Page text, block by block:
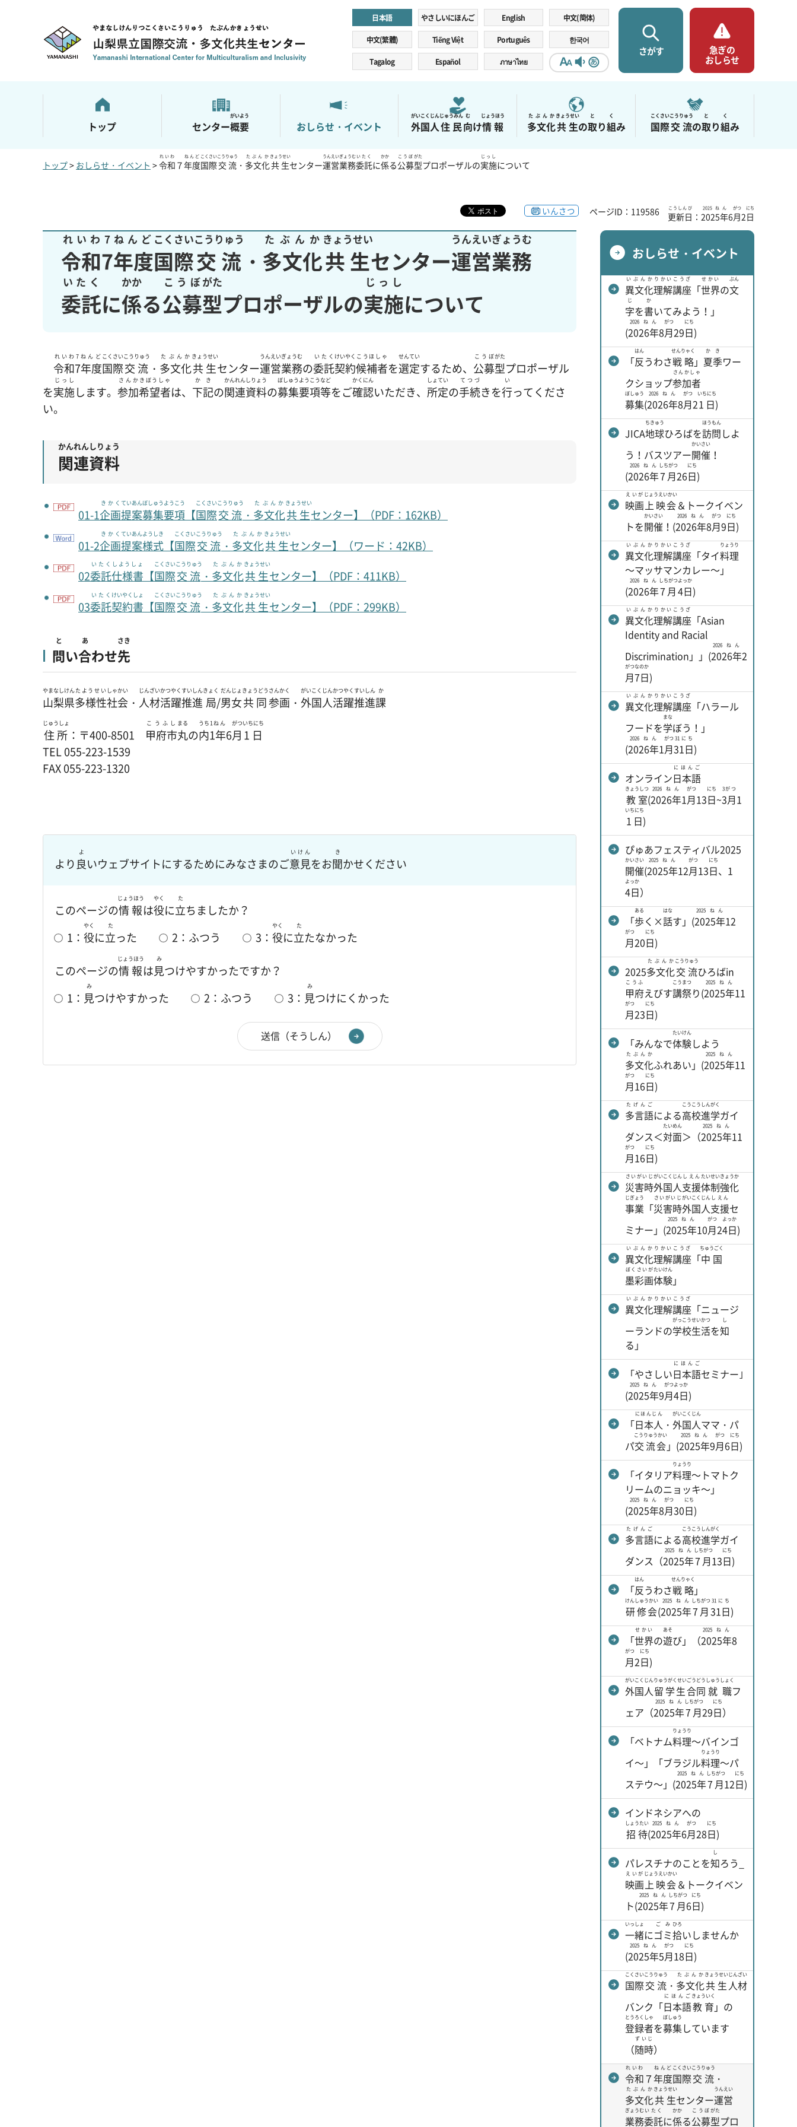
山梨県立国際交流・多文化共生センター
日本語 やさしいにほんご English 中文(简体)
中文(繁體) Tiếng Việt Português 한국어
Tagalog Español ภาษาไทย みやすく
さがす 急ぎの
おしらせ
トップ センター概要
がいよう
おしらせ・イベント 外国人
がいこくじん
住民
じゅうみん
向
む
け情報
じょうほう
多文化
たぶんか
共生
きょうせい
の取
と
り組
く
み 国際
こくさい
交流
こうりゅう
の取
と
り組
く
み
トップ> おしらせ・イベント >令和
れいわ
７年度
ねんど
国際
こくさい
交流
こうりゅう
・ 多文化
たぶんか
共生
きょうせい
センター運営
うんえい
業務
ぎょうむ
委託
いたく
に係
かか
る公募
こうぼ
型
がた
プロポーザルの実施
じっし
について
いんさつ ページID：119586 更新日
こうしんび
： 2025年
2025ねん
6月
がつ
2日
にち
令和7年度
れいわ7ねんど
国際
こくさい
交流
こうりゅう
・ 多文化
たぶんか
共生
きょうせい
センター運営
うんえい
業務
ぎょうむ
委託
いたく
に係
かか
る公募
こうぼ
型
がた
プロポーザルの実施
じっし
について
令和7年度
れいわ7ねんど
国際
こくさい
交流
こうりゅう
・ 多文化
たぶんか
共生
きょうせい
センター運営
うんえい
業務
ぎょうむ
の委託
いたく
契約
けいやく
候補者
こうほしゃ
を選定
せんてい
するため、 公募
こうぼ
型
がた
プロポーザル
を実施
じっし
します。 参加
さんか
希望者
きぼうしゃ
は、 下記
かき
の関連
かんれん
資料
しりょう
の募集要項
ぼしゅうようこう
等
など
をご確認
かくにん
いただき、 所定
しょてい
の手続
てつづ
きを行
い
ってくださ
い。
関連
かんれん
資料
しりょう
01-1企画
きかく
提案
ていあん
募集要項
ぼしゅうようこう
【国際
こくさい
交流
こうりゅう
・ 多文化
たぶんか
共生
きょうせい
センター】（PDF：162KB）
01-2企画
きかく
提案
ていあん
様式
ようしき
【国際
こくさい
交流
こうりゅう
・ 多文化
たぶんか
共生
きょうせい
センター】（ワード：42KB）
02委託
いたく
仕様書
しようしょ
【国際
こくさい
交流
こうりゅう
・ 多文化
たぶんか
共生
きょうせい
センター】（PDF：411KB）
03委託
いたく
契約書
けいやくしょ
【国際
こくさい
交流
こうりゅう
・ 多文化
たぶんか
共生
きょうせい
センター】（PDF：299KB）
問
と
い合
あ
わせ先
さき
山梨県
やまなしけん
多様性
たようせい
社会
しゃかい
・ 人材
じんざい
活躍
かつやく
推進
すいしん
局
きょく
/男女
だんじょ
共同
きょうどう
参画
さんかく
・ 外国人
がいこくじん
活躍
かつやく
推進
すいしん
課
か
住所
じゅうしょ
：〒400-8501 甲府市
こうふし
丸
まる
の内
うち
1年
1ねん
6月
がつ
1日
いちにち
TEL 055-223-1539
FAX 055-223-1320
より 良
よ
いウェブサイトにするためにみなさまのご意見
いけん
をお聞
き
かせください
このページの情報
じょうほう
は役
やく
に立
た
ちましたか？
1： 役
やく
に立
た
った 2：ふつう 3：役
やく
に立
た
たなかった
このページの情報
じょうほう
は見
み
つけやすかったですか？
1： 見
み
つけやすかった 2：ふつう 3： 見
み
つけにくかった
おしらせ・イベント
異文化
いぶんか
理解
りかい
講座
こうざ
「世界
せかい
の文
ぶん
字
じ
を書
か
いてみよう！」
(2026年
2026ねん
8月
がつ
29日
にち
)
「反
はん
うわさ戦略
せんりゃく
」 夏季
かき
ワー
クショップ参加者
さんかしゃ
募集
ぼしゅう
(2026年
2026ねん
8月
がつ
21日
いちにち
)
JICA地球
ちきゅう
ひろばを訪問
ほうもん
しよ
う！バスツアー開催
かいさい
！
(2026年
2026ねん
7月
しちがつ
26日
にち
)
映画
えいが
上映会
じょうえいかい
＆トークイベン
トを開催
かいさい
！(2026年
2026ねん
8月
がつ
9日
にち
)
異文化
いぶんか
理解
りかい
講座
こうざ
「タイ料理
りょうり
～マッサマンカレー～」
(2026年
2026ねん
7月
しちがつ
4日
よっか
)
異文化
いぶんか
理解
りかい
講座
こうざ
「Asian
Identity and Racial
Discrimination」」(2026年
2026ねん
2
月
がつ
7日
なのか
)
異文化
いぶんか
理解
りかい
講座
こうざ
「ハラール
フードを学
まな
ぼう！」
(2026年
2026ねん
1月
がつ
31日
31にち
)
オンライン日本語
にほんご
教室
きょうしつ
(2026年
2026ねん
1月
がつ
13日
にち
~3月
3がつ
1
1日
いちにち
)
ぴゅあフェスティバル2025
開催
かいさい
(2025年
2025ねん
12月
がつ
13日
にち
、1
4日
よっか
）
「歩
ある
く×話
はな
す」(2025年
2025ねん
12
月
がつ
20日
にち
)
2025多文化
たぶんか
交流
こうりゅう
ひろばin
甲府
こうふ
えびす講
こう
祭
まつ
り(2025年
2025ねん
11
月
がつ
23日
にち
)
「みんなで体験
たいけん
しよう
多文化
たぶんか
ふれあい」(2025年
2025ねん
11
月
がつ
16日
にち
)
多言語
たげんご
による高校
こうこう
進学
しんがく
ガイ
ダンス＜対面
たいめん
＞（2025年
2025ねん
11
月
がつ
16日
にち
)
災害時
さいがいじ
外国人
がいこくじん
支援
しえん
体制
たいせい
強化
きょうか
事業
じぎょう
「災害時
さいがいじ
外国人
がいこくじん
支援
しえん
セ
ミナー」(2025年
2025ねん
10月
がつ
24日
よっか
)
異文化
いぶんか
理解
りかい
講座
こうざ
「中国
ちゅうごく
墨彩画
ぼくさいが
体験
たいけん
」
異文化
いぶんか
理解
りかい
講座
こうざ
「ニュージ
ーランドの学校
がっこう
生活
せいかつ
を知
し
る」
「やさしい日本語
にほんご
セミナー｣
(2025年
2025ねん
9月
がつ
4日
よっか
)
「日本人
にほんじん
・ 外国人
がいこくじん
ママ・パ
パ交流会
こうりゅうかい
」(2025年
2025ねん
9月
がつ
6日
にち
)
「イタリア料理
りょうり
～トマトク
リームのニョッキ～」
(2025年
2025ねん
8月
がつ
30日
にち
)
多言語
たげんご
による高校
こうこう
進学
しんがく
ガイ
ダンス（2025年
2025ねん
7月
しちがつ
13日
にち
)
「反
はん
うわさ戦略
せんりゃく
」
研修会
けんしゅうかい
(2025年
2025ねん
7月
しちがつ
31日
31にち
)
「世界
せかい
の遊
あそ
び」（2025年
2025ねん
8
月
がつ
2日
にち
)
外国人
がいこくじん
留学生
りゅうがくせい
合同
ごうどう
就職
しゅうしょく
フ
ェア（2025年
2025ねん
7月
しちがつ
29日
にち
）
「ベトナム料理
りょうり
～バインゴ
イ～」「ブラジル料理
りょうり
～パ
ステウ～」(2025年
2025ねん
7月
しちがつ
12日
にち
)
インドネシアへの
招待
しょうたい
(2025年
2025ねん
6月
がつ
28日
にち
)
パレスチナのことを知
し
ろう_
映画
えいが
上映会
じょうえいかい
＆トークイベン
ト(2025年
2025ねん
7月
しちがつ
6日
にち
)
一緒
いっしょ
にゴミ
ごみ
拾
ひろ
いしませんか
(2025年
2025ねん
5月
がつ
18日
にち
)
国際
こくさい
交流
こうりゅう
・ 多文化
たぶんか
共生
きょうせい
人材
じんざい
バンク「日本語
にほんご
教育
きょういく
」の
登録者
とうろくしゃ
を募集
ぼしゅう
しています
（随時
ずいじ
）
令和
れいわ
７年度
ねんど
国際
こくさい
交流
こうりゅう
・
多文化
たぶんか
共生
きょうせい
センター運営
うんえい
業務
ぎょうむ
委託
いたく
に係
かか
る公募
こうぼ
型
がた
プロ